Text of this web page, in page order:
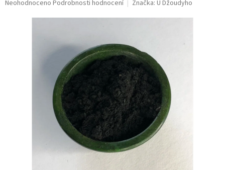
Průměrné
Neohodnoceno Podrobnosti hodnocení Značka: U Džoudyho